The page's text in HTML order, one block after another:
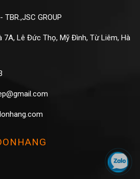
TBR.,JSC GROUP
7A, Lê Đức Thọ, Mỹ Đình, Từ Liêm, Hà